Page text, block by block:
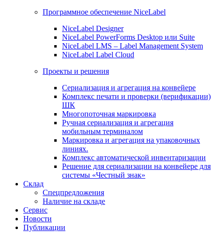
Программное обеспечение NiceLabel
NiceLabel Designer
NiceLabel PowerForms Desktop или Suite
NiceLabel LMS – Label Management System
NiceLabel Label Cloud
Проекты и решения
Сериализация и агрегация на конвейере
Комплекс печати и проверки (верификации)
ШК
Многопоточная маркировка
Ручная сериализация и агрегация
мобильным терминалом
Маркировка и агрегация на упаковочных
линиях.
Комплекс автоматической инвентаризации
Решение для сериализации на конвейере для
системы «Честный знак»
Склад
Спецпредложения
Наличие на складе
Сервис
Новости
Публикации